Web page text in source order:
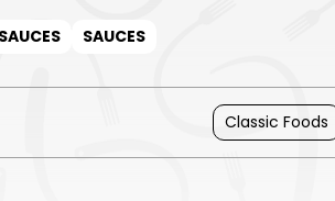
SAUCES SAUCES
Classic Foods